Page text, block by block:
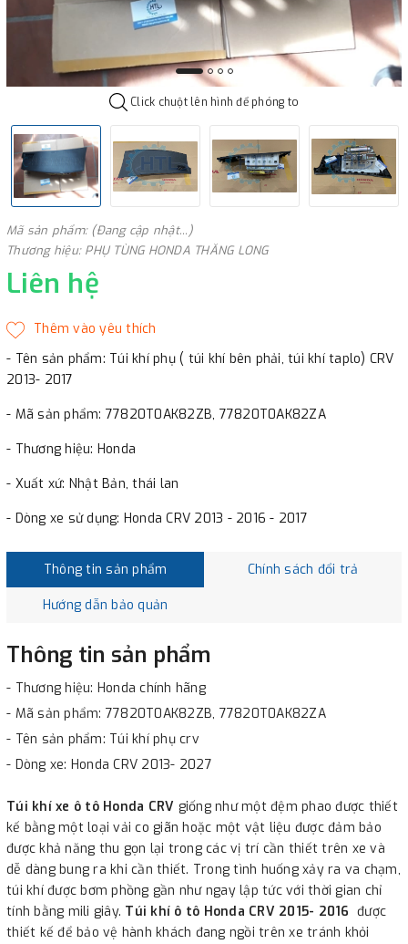
Click chuột lên hình để phóng to
Mã sản phẩm: (Đang cập nhật...)
Thương hiệu: PHỤ TÙNG HONDA THĂNG LONG
Liên hệ
- Tên sản phẩm: Túi khí phụ ( túi khí bên phải, túi khí taplo) CRV
2013- 2017
- Mã sản phẩm: 77820T0AK82ZB, 77820T0AK82ZA
- Thương hiệu: Honda
- Xuất xứ: Nhật Bản, thái lan
- Dòng xe sử dụng: Honda CRV 2013 - 2016 - 2017
Thông tin sản phẩm Chính sách đổi trả
Hướng dẫn bảo quản
Thông tin sản phẩm
- Thương hiệu: Honda chính hãng
- Mã sản phẩm: 77820T0AK82ZB, 77820T0AK82ZA
- Tên sản phẩm: Túi khí phụ crv
- Dòng xe: Honda CRV 2013- 2027
Túi khí xe ô tô Honda CRV giống như một đệm phao được thiết
kế bằng một loại vải co giãn hoặc một vật liệu được đảm bảo
được khả năng thu gọn lại trong các vị trí cần thiết trên xe và
dễ dàng bung ra khi cần thiết. Trong tình huống xảy ra va chạm,
túi khí được bơm phồng gần như ngay lập tức với thời gian chỉ
tính bằng mili giây. Túi khí ô tô Honda CRV 2015- 2016 được
thiết kế để bảo vệ hành khách đang ngồi trên xe tránh khỏi